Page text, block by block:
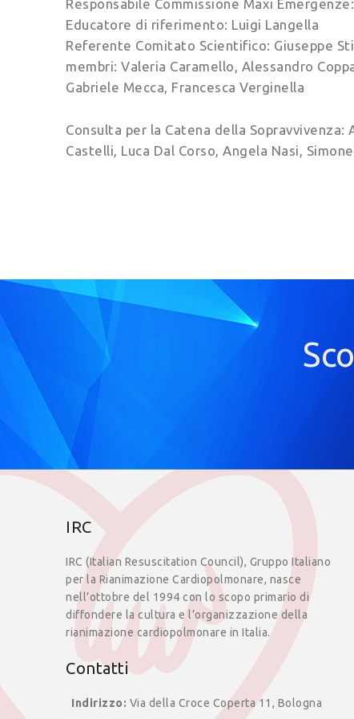
Responsabile Commissione Maxi Emergenze:
Educatore di riferimento: Luigi Langella
Referente Comitato Scientifico: Giuseppe
membri: Valeria Caramello, Alessandro
Gabriele Mecca, Francesca Verginella
Consulta per la Catena della
Castelli, Luca Dal Corso, Angela Nasi,
IRC
IRC (Italian Resuscitation Council), Gruppo Italiano
per la Rianimazione Cardiopolmonare, nasce
nell’ottobre del 1994 con lo scopo primario di
diffondere la cultura e l’organizzazione della
rianimazione cardiopolmonare in Italia.
Contatti
Indirizzo: Via della Croce Coperta 11, Bologna